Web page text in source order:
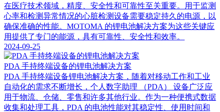
在医疗技术领域，精度、安全性和可靠性至关重要。用于监测
心率和检测异常情况的心脏检测设备需要稳定持久的电源，以
确保准确的性能。MOTOMA 的锂电池解决方案为这些关键应
用提供了专门的能源，具有可靠性、安全性和效率。
2024-09-25
PDA 手持终端设备的锂电池解决方案
PDA 手持终端设备锂电池解决方案，随着对移动工作和工业
自动化的需求不断增长，个人数字助理 （PDA） 设备广泛应
用于物流、仓储、零售和许多其他行业。作为一种便携式数据
收集和处理工具，PDA 的电池性能对其稳定性、使用时间和